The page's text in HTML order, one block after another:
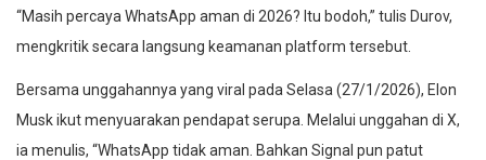
“Masih percaya WhatsApp aman di 2026? Itu bodoh,” tulis Durov,
mengkritik secara langsung keamanan platform tersebut.
Bersama unggahannya yang viral pada Selasa (27/1/2026), Elon
Musk ikut menyuarakan pendapat serupa. Melalui unggahan di X,
ia menulis, “WhatsApp tidak aman. Bahkan Signal pun patut